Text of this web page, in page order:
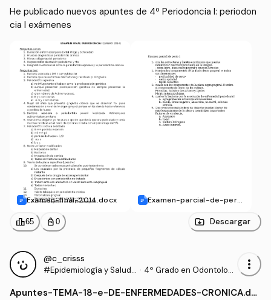
He publicado nuevos apuntes de 4º Periodoncia I: periodon
cia I exámenes
Examen-final-2014.docx
Examen-parcial-de-perio
leaderboard65 personal_bag 0 Descargar
@c_crisss
#Epidemiología y Salud
· 4º Grado en Odontologí
more_vert
Apuntes-TEMA-18-e-DE-ENFERMEDADES-CRONICA.do